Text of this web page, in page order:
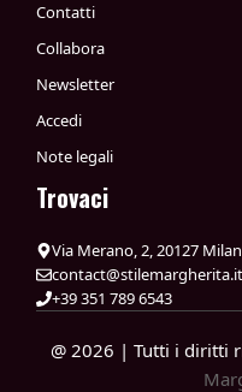
Contatti
Collabora
Newsletter
Accedi
Note legali
Trovaci
Via Merano, 2, 20127
contact@stilemargherita.it
+39 351 789 6543
@ 2026 | Tutti i diritti